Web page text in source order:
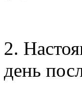
2.
день